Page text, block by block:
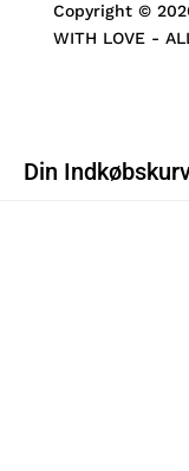
Copyright ©
WITH LOVE -
Din